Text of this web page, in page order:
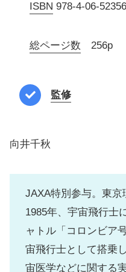
ISBN 978-4-06-
総ページ数 256p
監修
向井千秋
JAXA特別参与。東京
1985年、宇宙飛行士
ャトル「コロンビア
宙飛行士として搭乗
宙医学などに関する